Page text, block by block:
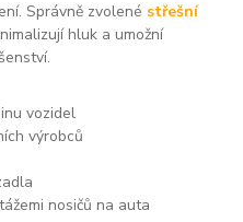
Správně zvolené střešní
hluk a umožní
vozidel
výrobců
nosičů na auta